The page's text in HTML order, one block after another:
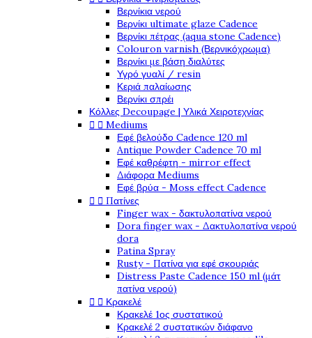
Βερνίκια νερού
Βερνίκι ultimate glaze Cadence
Βερνίκι πέτρας (aqua stone Cadence)
Colouron varnish (Βερνικόχρωμα)
Βερνίκι με βάση διαλύτες
Υγρό γυαλί / resin
Κεριά παλαίωσης
Βερνίκι σπρέι
Κόλλες Decoupage | Υλικά Χειροτεχνίας
  Mediums
Εφέ βελούδο Cadence 120 ml
Antique Powder Cadence 70 ml
Εφέ καθρέφτη - mirror effect
Διάφορα Mediums
Εφέ βρύα - Moss effect Cadence
  Πατίνες
Finger wax - δακτυλοπατίνα νερού
Dora finger wax - Δακτυλοπατίνα νερού
dora
Patina Spray
Rusty - Πατίνα για εφέ σκουριάς
Distress Paste Cadence 150 ml (μάτ
πατίνα νερού)
  Κρακελέ
Κρακελέ 1ος συστατικού
Κρακελέ 2 συστατικών διάφανο